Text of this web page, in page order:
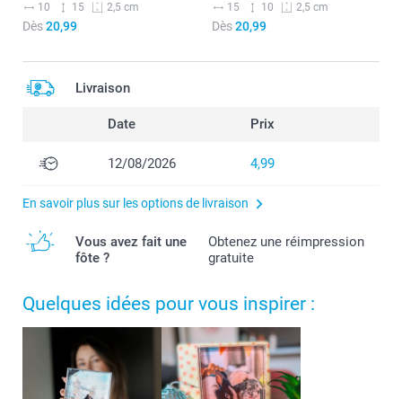
10 15 2,5 cm
Dès20,99
15 10 2,5 cm
Dès20,99
Livraison
Date Prix
12/08/2026 4,99
En savoir plus sur les options de livraison
Vous avez fait une
fôte ?
Obtenez une réimpression
gratuite
Quelques idées pour vous inspirer :